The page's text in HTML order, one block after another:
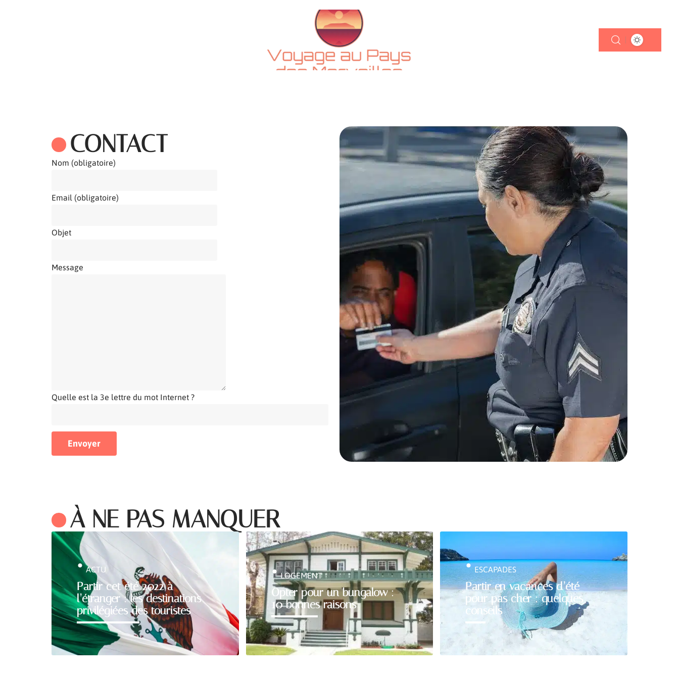
CONTACT
Nom (obligatoire)
Email (obligatoire)
Objet
Message
Quelle est la 3e lettre du mot Internet ?
À NE PAS MANQUER
Partir cet été 2022 à
l’étranger : les destinations
privilégiées des touristes
ACTU
Opter pour un bungalow :
10 bonnes raisons
LOGEMENT
Partir en vacances d’été
pour pas cher : quelques
conseils
ESCAPADES